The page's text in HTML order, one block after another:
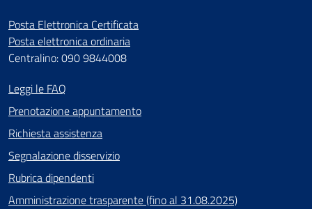
Posta Elettronica Certificata
Posta elettronica ordinaria
Centralino: 090 9844008
Leggi le FAQ
Prenotazione appuntamento
Richiesta assistenza
Segnalazione disservizio
Rubrica dipendenti
Amministrazione trasparente (fino al 31.08.2025)